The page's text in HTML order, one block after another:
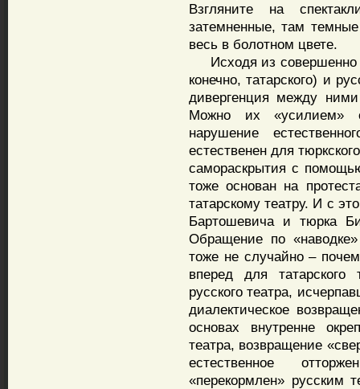
Взгляните на
затемненные, там
весь в болотном цвете.
Исходя из совершенно
конечно, татарского) и
дивергенция между ними
Можно их «усилием»
нарушение
естественен для
самораскрытия с
тоже основан на
татарскому театру. И с
Бартошевича и тюрка
Обращение по
тоже не случайно –
вперед для татарского
русского театра,
диалектическое
основах внутренне
театра, возвращение
естественное
«перекормлен» русским